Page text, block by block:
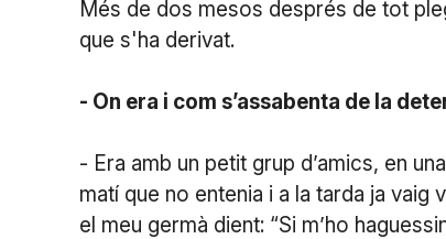
Més de dos mesos després de tot
que s'ha derivat.
- On era i com s’assabenta de la
- Era amb un petit grup d’amics, en
matí que no entenia i a la tarda ja
el meu germà dient: “Si m’ho